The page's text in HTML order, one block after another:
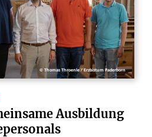
© Thomas Throenle / Erzbistum Paderborn
Ausbildung